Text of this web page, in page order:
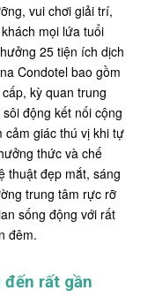
vui chơi giải trí,
mọi lứa tuổi
25 tiện ích dịch
Condotel bao gồm
kỳ quan trung
động kết nối cộng
cảm giác thú vị khi tự
thức và chế
thuật đẹp mắt, sáng
trung tâm rực rỡ
sống động với rất
đêm.
đến rất gần